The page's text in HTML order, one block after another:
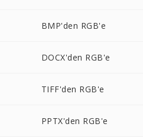
BMP'den RGB'e
DOCX'den RGB'e
TIFF'den RGB'e
PPTX'den RGB'e